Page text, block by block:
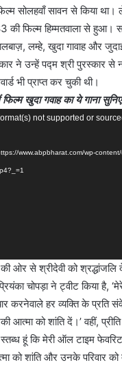
सोलहवाँ सावन से किया
की फिल्म हिम्मतवाला से हुआ।
लम्हे, खुदा गावाह और
ने उन्हें पद्म श्री पुरस्कार से
भी प्राप्त कर चुकी थी।
फिल्म खुदा गवाह का ये गाना
not supported or
www.abpbharat.com/wp-
ओर से श्रीदेवी को श्रद्धांजलि
चोपड़ा ने ट्वीट किया है,
करनेवाले हर व्यक्ति के प्रति
आत्मा को शांति दें।’ वहीं,
हूं कि मेरी ऑल टाइम फेवरिट
को शांति और उनके परिवार